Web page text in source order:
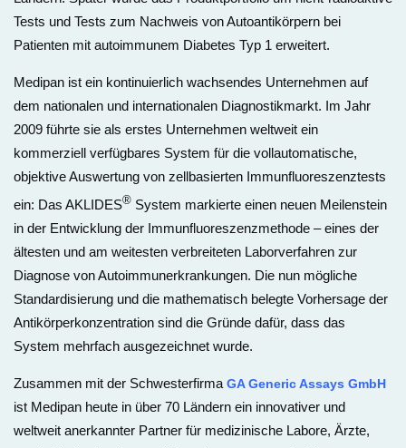
Tests und Tests zum Nachweis von Autoantikörpern bei
Patienten mit autoimmunem Diabetes Typ 1 erweitert.
Medipan ist ein kontinuierlich wachsendes Unternehmen auf
dem nationalen und internationalen Diagnostikmarkt. Im Jahr
2009 führte sie als erstes Unternehmen weltweit ein
kommerziell verfügbares System für die vollautomatische,
objektive Auswertung von zellbasierten Immunfluoreszenztests
ein: Das AKLIDES® System markierte einen neuen Meilenstein
in der Entwicklung der Immunfluoreszenzmethode – eines der
ältesten und am weitesten verbreiteten Laborverfahren zur
Diagnose von Autoimmunerkrankungen. Die nun mögliche
Standardisierung und die mathematisch belegte Vorhersage der
Antikörperkonzentration sind die Gründe dafür, dass das
System mehrfach ausgezeichnet wurde.
Zusammen mit der Schwesterfirma GA Generic Assays GmbH
ist Medipan heute in über 70 Ländern ein innovativer und
weltweit anerkannter Partner für medizinische Labore, Ärzte,